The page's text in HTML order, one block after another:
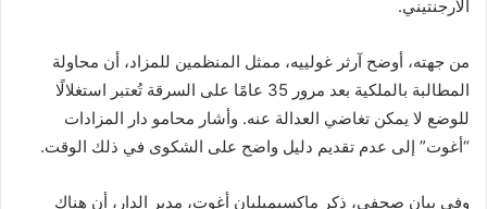
الأرجنتيني.
من جهته، أوضح آرثر غولييه، ممثل المنظمين للمزاد، أن محاولة
المطالبة بالملكية بعد مرور 35 عامًا على السرقة تُعتبر استغلالًا
للوضع لا يمكن تغاضي العدالة عنه. وأشار محامو دار المزادات
“أغوت” إلى عدم تقديم دليل واضح على الشكوى في ذلك الوقت.
وفي بيان صحفي، ذكر ماكسيميليان أغوت، مدير الدار، أن هناك